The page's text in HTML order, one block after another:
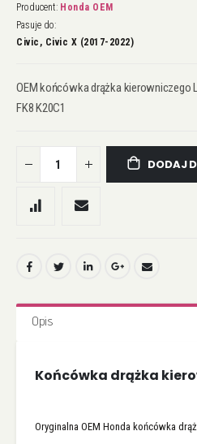
Producent: Honda OEM
Pasuje do:
Civic, Civic X (2017-2022)
OEM końcówka drążka kierowniczego
FK8 K20C1
DODAJ
Opis
Końcówka drążka
Oryginalna OEM Honda końcówka